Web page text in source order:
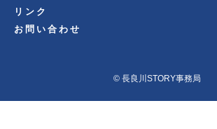
リンク
お問い合わせ
© 長良川STORY事務局